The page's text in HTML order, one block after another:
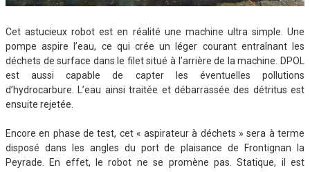
Cet astucieux robot est en réalité une machine ultra simple. Une
pompe aspire l’eau, ce qui crée un léger courant entraînant les
déchets de surface dans le filet situé à l’arrière de la machine. DPOL
est aussi capable de capter les éventuelles pollutions
d’hydrocarbure. L’eau ainsi traitée et débarrassée des détritus est
ensuite rejetée.
Encore en phase de test, cet « aspirateur à déchets » sera à terme
disposé dans les angles du port de plaisance de Frontignan la
Peyrade. En effet, le robot ne se promène pas. Statique, il est